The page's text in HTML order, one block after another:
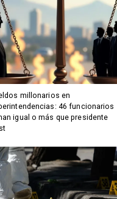
millonarios en
46 funcionarios
igual o más que presidente